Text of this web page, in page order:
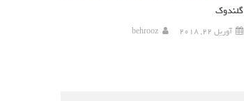
گلندوک
آوریل 22, 2018 behrooz